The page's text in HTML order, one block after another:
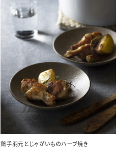
鶏手羽元とじゃがいものハーブ焼き